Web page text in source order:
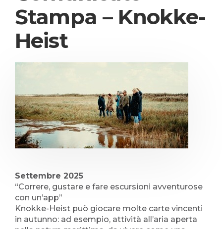
Stampa – Knokke-
Heist
Settembre 2025
“Correre, gustare e fare escursioni avventurose
con un’app”
Knokke-Heist può giocare molte carte vincenti
in autunno: ad esempio, attività all’aria aperta